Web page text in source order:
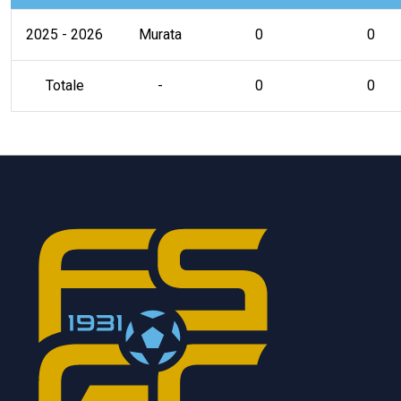
2025 - 2026 Murata 0 0
Totale - 0 0